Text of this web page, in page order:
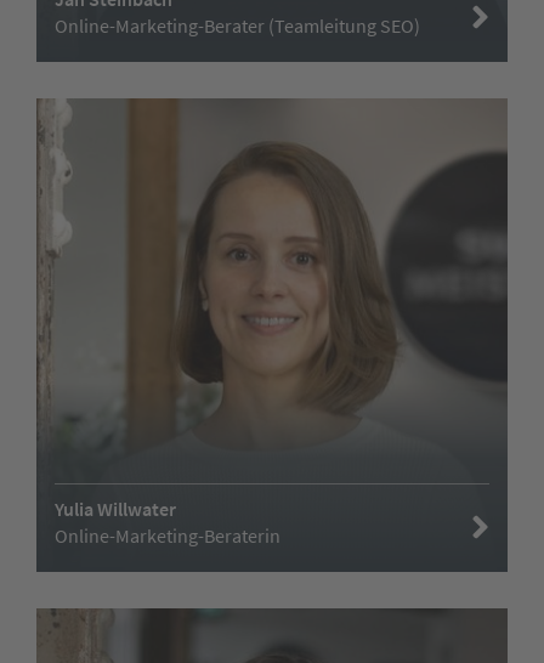
Online-Marketing-Berater (Teamleitung SEO)
Yulia Willwater
Online-Marketing-Beraterin